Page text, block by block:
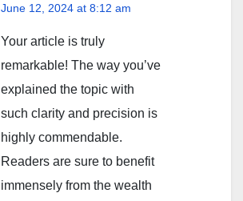
June 12, 2024 at 8:12 am
Your article is truly
remarkable! The way you’ve
explained the topic with
such clarity and precision is
highly commendable.
Readers are sure to benefit
immensely from the wealth